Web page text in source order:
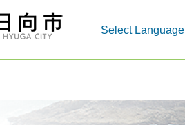
Select Language